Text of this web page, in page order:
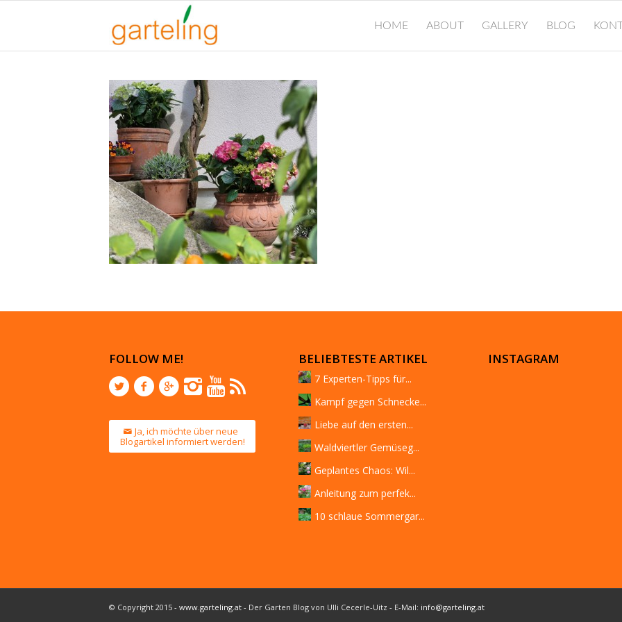
HOME ABOUT GALLERY BLOG
FOLLOW ME!
Ja, ich möchte über neue
Blogartikel informiert werden!
BELIEBTESTE ARTIKEL
7 Experten-Tipps für...
Kampf gegen Schnecke...
Liebe auf den ersten...
Waldviertler Gemüseg...
Geplantes Chaos: Wil...
Anleitung zum perfek...
10 schlaue Sommergar...
INSTAGRAM
© Copyright 2015 - www.garteling.at - Der Garten Blog von Ulli Cecerle-Uitz - E-Mail: info@garteling.at